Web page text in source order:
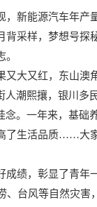
新能源汽车年产
背采样，梦想号探
大又红，东山澳
潮熙攘，银川多
念。一年来，基础
了生活品质……大
绩，彰显了青年
、台风等自然灾害